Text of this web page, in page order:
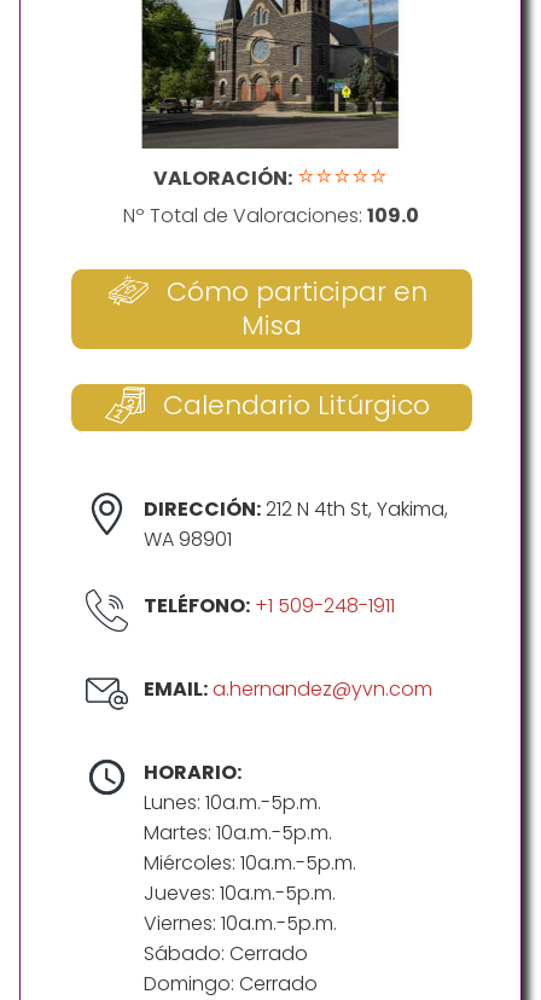
VALORACIÓN: ⭐⭐⭐⭐⭐
Nº Total de Valoraciones: 109.0
Cómo participar en
Misa
Calendario Litúrgico
DIRECCIÓN:212 N 4th St, Yakima,
WA 98901
TELÉFONO: +1 509-248-1911
EMAIL:a.hernandez@yvn.com
HORARIO:
Lunes: 10a.m.-5p.m.
Martes: 10a.m.-5p.m.
Miércoles: 10a.m.-5p.m.
Jueves: 10a.m.-5p.m.
Viernes: 10a.m.-5p.m.
Sábado: Cerrado
Domingo: Cerrado